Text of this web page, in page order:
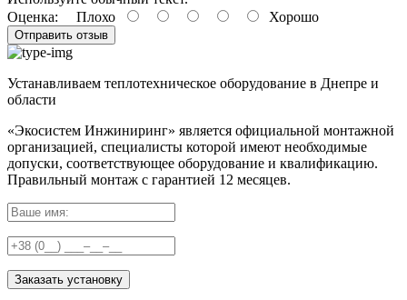
Оценка: Плохо Хорошо
Отправить отзыв
Устанавливаем теплотехническое оборудование в Днепре и
области
«Экосистем Инжиниринг» является официальной монтажной
организацией, специалисты которой имеют необходимые
допуски, соответствующее оборудование и квалификацию.
Правильный монтаж с гарантией 12 месяцев.
Заказать установку